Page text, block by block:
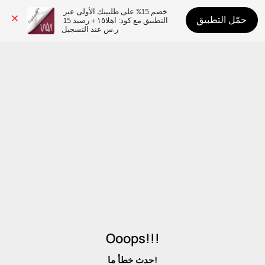
ر.س عند التسجيل
حمّل التطبيق
Ooops!!!
حدث خطأ ما!